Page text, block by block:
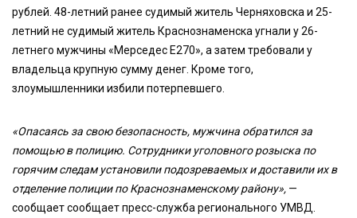
рублей. 48-летний ранее судимый житель Черняховска и 25-
летний не судимый житель Краснознаменска угнали у 26-
летнего мужчины «Мерседес Е270», а затем требовали у
владельца крупную сумму денег. Кроме того,
злоумышленники избили потерпевшего.
«Опасаясь за свою безопасность, мужчина обратился за
помощью в полицию. Сотрудники уголовного розыска по
горячим следам установили подозреваемых и доставили их в
отделение полиции по Краснознаменскому району», —
сообщает сообщает пресс-служба регионального УМВД.